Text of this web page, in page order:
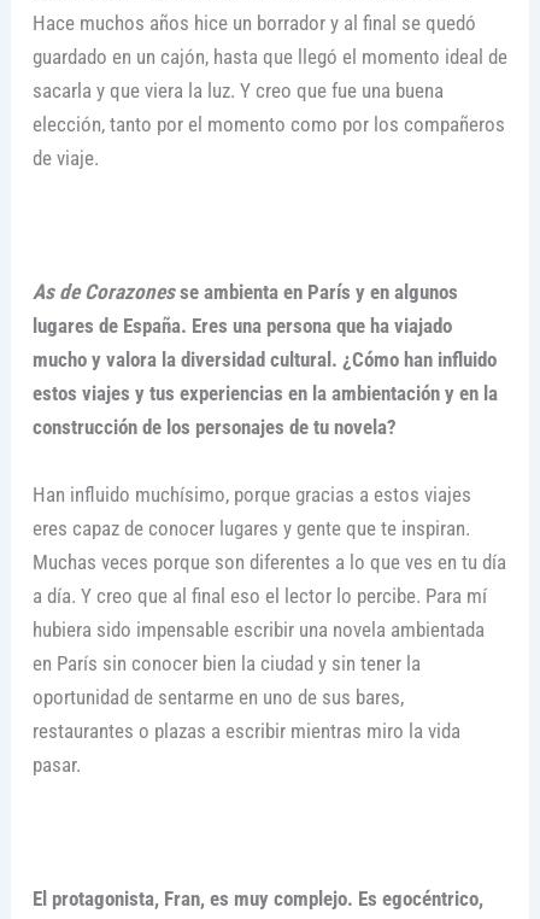
Hace muchos años hice un borrador y al final se quedó
guardado en un cajón, hasta que llegó el momento ideal de
sacarla y que viera la luz. Y creo que fue una buena
elección, tanto por el momento como por los compañeros
de viaje.
As de Corazonesse ambienta en París y en algunos
lugares de España. Eres una persona que ha viajado
mucho y valora la diversidad cultural. ¿Cómo han influido
estos viajes y tus experiencias en la ambientación y en la
construcción de los personajes de tu novela?
Han influido muchísimo, porque gracias a estos viajes
eres capaz de conocer lugares y gente que te inspiran.
Muchas veces porque son diferentes a lo que ves en tu día
a día. Y creo que al final eso el lector lo percibe. Para mí
hubiera sido impensable escribir una novela ambientada
en París sin conocer bien la ciudad y sin tener la
oportunidad de sentarme en uno de sus bares,
restaurantes o plazas a escribir mientras miro la vida
pasar.
El protagonista, Fran, es muy complejo. Es egocéntrico,